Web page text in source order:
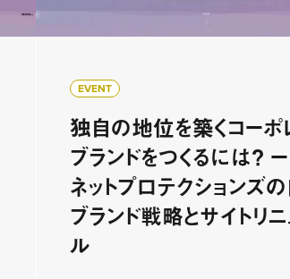
EVENT
独自の地位を築くコーポ
ブランドをつくるには？
ネットプロテクションズ
ブランド戦略とサイトリ
ル